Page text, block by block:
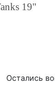
19"
Остались